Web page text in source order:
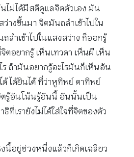
ไม่ได้มีสติดูแลจิตตัวเอง มัน
างขึ้นมา จิตมันถลำเข้าไปใน
ลำเข้าไปในแสงสว่าง ก็ออกรู้
ตอยากรู้ เห็นเทวดา เห็นผี เห็น
ร ถ้ามันอยากรู้อะไรมันก็เห็นอัน
ได้ยินได้ ที่ว่าหูทิพย์ ตาทิพย์
ตรู้อันโน้นรู้อันนี้ อันนั้นเป็น
ที่เรายังไม่ได้ใส่ใจที่จิตของตัว
นี้อยู่ช่วงหนึ่งแล้วก็เกิดเฉลียว